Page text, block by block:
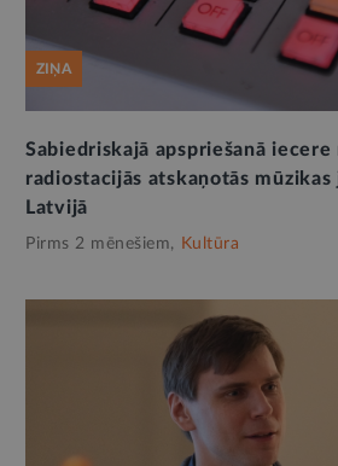
ZIŅA
Sabiedriskajā apspriešanā
radiostacijās atskaņotās
Latvijā
Pirms 2 mēnešiem, Kultūra